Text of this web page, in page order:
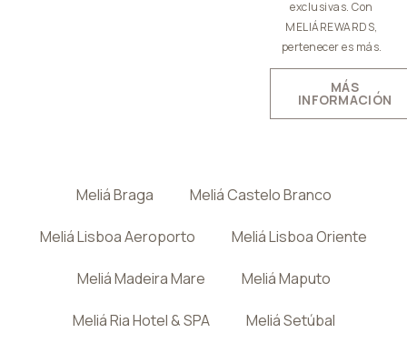
exclusivas. Con
MELIÁREWARDS,
pertenecer es más.
MÁS
INFORMACIÓN
Meliá Braga Meliá Castelo Branco
Meliá Lisboa Aeroporto Meliá Lisboa Oriente
Meliá Madeira Mare Meliá Maputo
Meliá Ria Hotel & SPA Meliá Setúbal